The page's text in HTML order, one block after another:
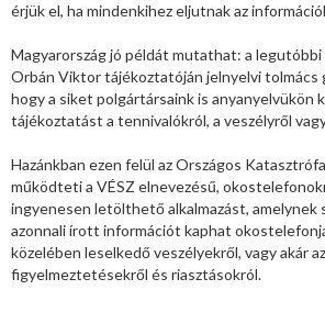
érjük el, ha mindenkihez eljutnak az
Magyarország jó példát mutathat: a legutóbbi
Orbán Viktor tájékoztatóján jelnyelvi tolmács
hogy a siket polgártársaink is anyanyelvükön
tájékoztatást a tennivalókról, a veszélyről
Hazánkban ezen felül az Országos
működteti a VÉSZ elnevezésű,
ingyenesen letölthető alkalmazást, amelynek
azonnali írott információt kaphat
közelében leselkedő veszélyekről, vagy akár
figyelmeztetésekről és riasztásokról.